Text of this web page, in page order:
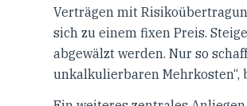
Verträgen mit
sich zu einem fixen Preis.
abgewälzt werden. Nur so
unkalkulierbaren Mehrkosten“,